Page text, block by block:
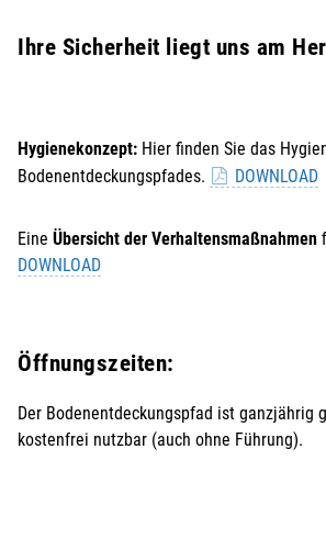
Ihre Sicherheit liegt uns am
Hygienekonzept: Hier finden Sie das
Bodenentdeckungspfades.
DOWNLOAD
Eine Übersicht der Verhaltensmaßnahmen
DOWNLOAD
Öffnungszeiten:
Der Bodenentdeckungspfad ist ganzjährig
kostenfrei nutzbar (auch ohne Führung).